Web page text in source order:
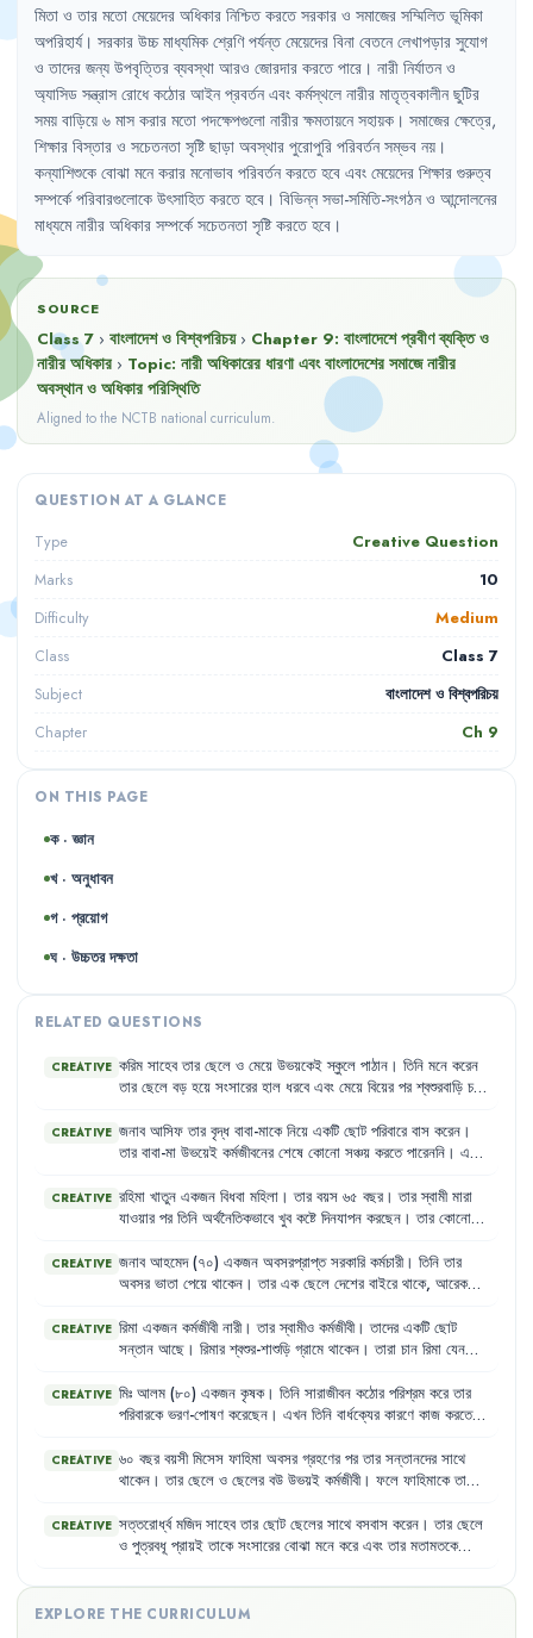
মিতা ও তার মতো মেয়েদের অধিকার নিশ্চিত করতে সরকার ও সমাজের সম্মিলিত ভূমিকা
অপরিহার্য। সরকার উচ্চ মাধ্যমিক শ্রেণি পর্যন্ত মেয়েদের বিনা বেতনে লেখাপড়ার সুযোগ
ও তাদের জন্য উপবৃত্তির ব্যবস্থা আরও জোরদার করতে পারে । নারী নির্যাতন ও
অ্যাসিড সন্ত্রাস রোধে কঠোর আইন প্রবর্তন এবং কর্মস্থলে নারীর মাতৃত্বকালীন ছুটির
সময় বাড়িয়ে ৬ মাস করার মতো পদক্ষেপগুলো নারীর ক্ষমতায়নে সহায়ক । সমাজের ক্ষেত্রে,
শিক্ষার বিস্তার ও সচেতনতা সৃষ্টি ছাড়া অবস্থার পুরোপুরি পরিবর্তন সম্ভব নয় ।
কন্যাশিশুকে বোঝা মনে করার মনোভাব পরিবর্তন করতে হবে এবং মেয়েদের শিক্ষার গুরুত্ব
সম্পর্কে পরিবারগুলোকে উৎসাহিত করতে হবে । বিভিন্ন সভা-সমিতি-সংগঠন ও আন্দোলনের
মাধ্যমে নারীর অধিকার সম্পর্কে সচেতনতা সৃষ্টি করতে হবে ।
SOURCE
Class 7 › বাংলাদেশ ও বিশ্বপরিচয় › Chapter 9: বাংলাদেশে প্রবীণ ব্যক্তি ও
নারীর অধিকার › Topic: নারী অধিকারের ধারণা এবং বাংলাদেশের সমাজে নারীর
অবস্থান ও অধিকার পরিস্থিতি
Aligned to the NCTB national curriculum.
QUESTION AT A GLANCE
Type Creative Question
Marks 10
Difficulty Medium
Class Class 7
Subject বাংলাদেশ ও বিশ্বপরিচয়
Chapter Ch 9
ON THIS PAGE
ক · জ্ঞান
খ · অনুধাবন
গ · প্রয়োগ
ঘ · উচ্চতর দক্ষতা
RELATED QUESTIONS
CREATIVE করিম সাহেব তার ছেলে ও মেয়ে উভয়কেই স্কুলে পাঠান । তিনি মনে করেন
তার ছেলে বড় হয়ে সংসারের হাল ধরবে এবং মেয়ে বিয়ের পর শ্বশুরবাড়ি চলে
উচ্চশিক্ষার সুযোগ দিতে রাজি নন।
CREATIVE জনাব আসিফ তার বৃদ্ধ বাবা-মাকে নিয়ে একটি ছোট পরিবারে বাস করেন ।
তার বাবা-মা উভয়েই কর্মজীবনের শেষে কোনো সঞ্চয় করতে পারেননি । এখন
দুজনেই কর্মজীবী এবং তাদের পক্ষে বাবা-মায়ের সব চাহিদা পূরণ করা কঠিন
হয়ে পড়ছে।
CREATIVE রহিমা খাতুন একজন বিধবা মহিলা । তার বয়স ৬৫ বছর । তার স্বামী মারা
যাওয়ার পর তিনি অর্থনৈতিকভাবে খুব কষ্টে দিনযাপন করছেন । তার কোনো
কিন্তু এখন বার্ধক্যের কারণে শারীরিক শক্তি কমে যাওয়ায় কোনো কাজ
করতে পারেন না। তিনি প্রায়ই অসুস্থ থাকেন এবং প্রয়োজনীয় ঔষধ কেনার
CREATIVE জনাব আহমেদ (৭০) একজন অবসরপ্রাপ্ত সরকারি কর্মচারী। তিনি তার
অবসর ভাতা পেয়ে থাকেন । তার এক ছেলে দেশের বাইরে থাকে, আরেক
এবং তার দেখাশোনা করার কেউ নেই।
CREATIVE রিমা একজন কর্মজীবী নারী। তার স্বামীও কর্মজীবী। তাদের একটি ছোট
সন্তান আছে । রিমার শ্বশুর-শাশুড়ি গ্রামে থাকেন । তারা চান রিমা যেন
স্বাধীনতা এবং কর্মজীবনের অধিকারকে গুরুত্ব দেয়।
CREATIVE মিঃ আলম (৮০) একজন কৃষক। তিনি সারাজীবন কঠোর পরিশ্রম করে তার
পরিবারকে ভরণ-পোষণ করেছেন । এখন তিনি বার্ধক্যের কারণে কাজ করতে
করতে প্রস্তুত নয় এবং তিনি প্রায়শই অনাহারে থাকেন ।
CREATIVE ৬০ বছর বয়সী মিসেস ফাহিমা অবসর গ্রহণের পর তার সন্তানদের সাথে
থাকেন । তার ছেলে ও ছেলের বউ উভয়ই কর্মজীবী। ফলে ফাহিমাকে তাদের
হয়। এই বয়সে এসব কাজ করা তার পক্ষে কঠিন হয়ে পড়েছে এবং তিনি
প্রায়শই অসুস্থ থাকেন, কিন্তু প্রয়োজনীয় চিকিৎসা সুবিধা পান না।
CREATIVE সত্তরোর্ধ্ব মজিদ সাহেব তার ছোট ছেলের সাথে বসবাস করেন । তার ছেলে
ও পুত্রবধূ প্রায়ই তাকে সংসারের বোঝা মনে করে এবং তার মতামতকে
EXPLORE THE CURRICULUM